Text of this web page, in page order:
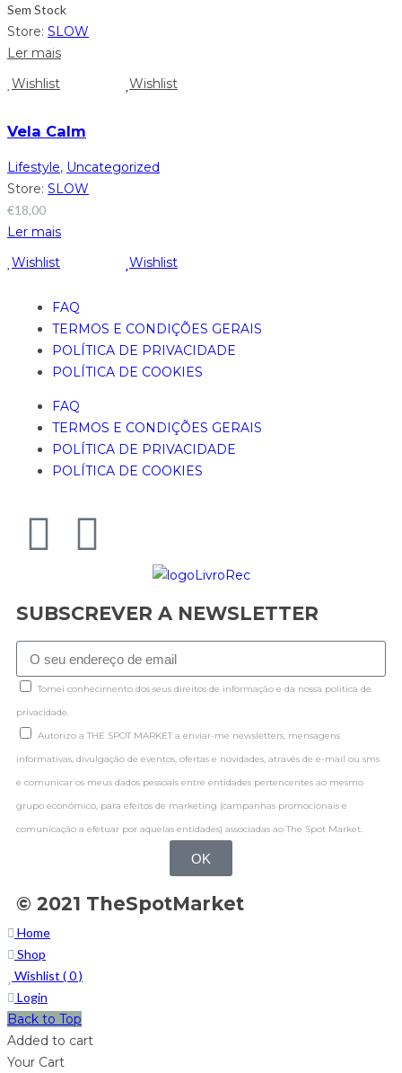
Sem Stock
Store: SLOW
Ler mais
Wishlist
Wishlist
Vela Calm
Lifestyle, Uncategorized
Store: SLOW
€18,00
Ler mais
Wishlist
Wishlist
FAQ
TERMOS E CONDIÇÕES GERAIS
POLÍTICA DE PRIVACIDADE
POLÍTICA DE COOKIES
FAQ
TERMOS E CONDIÇÕES GERAIS
POLÍTICA DE PRIVACIDADE
POLÍTICA DE COOKIES
SUBSCREVER A NEWSLETTER
Tomei conhecimento dos seus direitos de informação e da nossa politica de
privacidade.
Autorizo a THE SPOT MARKET a enviar-me newsletters, mensagens
informativas, divulgação de eventos, ofertas e novidades, através de e-mail ou sms
e comunicar os meus dados pessoais entre entidades pertencentes ao mesmo
grupo económico, para efeitos de marketing (campanhas promocionais e
comunicação a efetuar por aquelas entidades) associadas ao The Spot Market.
OK
© 2021 TheSpotMarket
Home
Shop
Wishlist (0)
Login
Back to Top
Added to cart
Your Cart